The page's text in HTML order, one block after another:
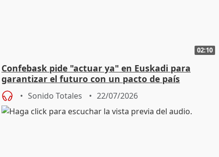
02:10
Confebask pide "actuar ya" en Euskadi para
garantizar el futuro con un pacto de país
Sonido Totales 22/07/2026